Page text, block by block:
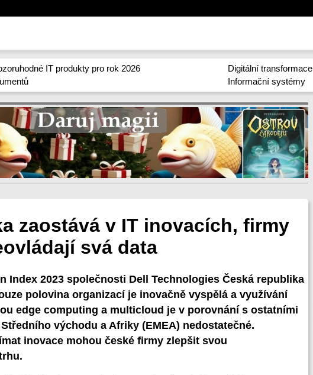
IT produkty pro rok 2026
Digitální transformace
Informační systémy
zaostává v IT inovacích, firmy
svá data
Index 2023 společnosti Dell Technologies Česká republika
polovina organizací je inovačně vyspělá a využívání
edge computing a multicloud je v porovnání s ostatními
východu a Afriky (EMEA) nedostatečné.
inovace mohou české firmy zlepšit svou